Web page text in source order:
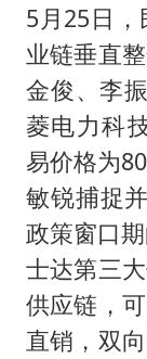
5月25日
业链垂直
金俊、李
菱电力科
易价格为
敏锐捕捉
政策窗口
士达第三
供应链，
直销，双